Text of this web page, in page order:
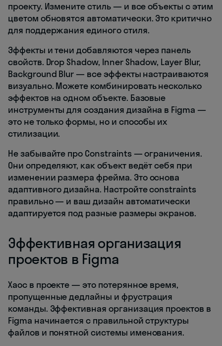
проекту. Измените стиль — и все объекты с этим
цветом обновятся автоматически. Это критично
для поддержания единого стиля.
Эффекты и тени добавляются через панель
свойств. Drop Shadow, Inner Shadow, Layer Blur,
Background Blur — все эффекты настраиваются
визуально. Можете комбинировать несколько
эффектов на одном объекте. Базовые
инструменты для создания дизайна в Figma —
это не только формы, но и способы их
стилизации.
Не забывайте про Constraints — ограничения.
Они определяют, как объект ведёт себя при
изменении размера фрейма. Это основа
адаптивного дизайна. Настройте constraints
правильно — и ваш дизайн автоматически
адаптируется под разные размеры экранов.
Эффективная организация
проектов в Figma
Хаос в проекте — это потерянное время,
пропущенные дедлайны и фрустрация
команды. Эффективная организация проектов в
Figma начинается с правильной структуры
файлов и понятной системы именования.